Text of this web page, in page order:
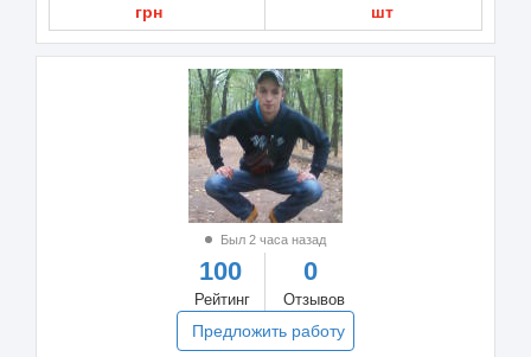
грн шт
Был 2 часа назад
100
Рейтинг
0
Отзывов
Предложить работу